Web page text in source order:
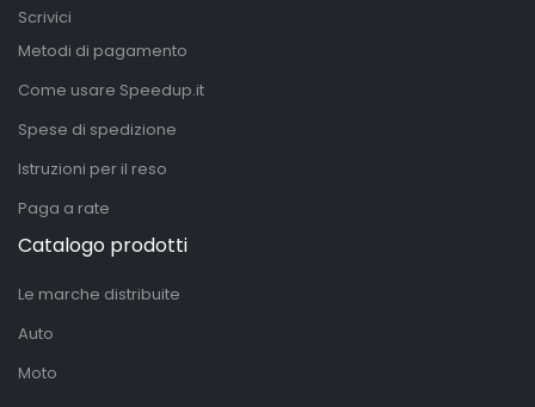
Scrivici
Metodi di pagamento
Come usare Speedup.it
Spese di spedizione
Istruzioni per il reso
Paga a rate
Catalogo prodotti
Le marche distribuite
Auto
Moto